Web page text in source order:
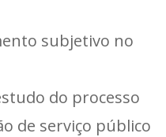
subjetivo no
do processo
de serviço público